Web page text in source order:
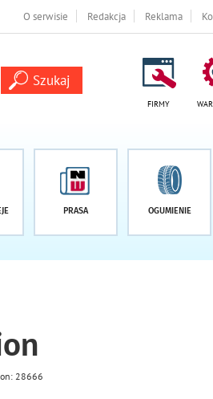
O serwisie Redakcja Reklama
FIRMY
PRASA OGUMIENIE
28666